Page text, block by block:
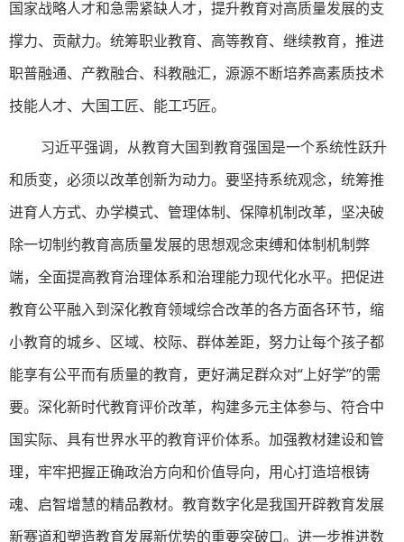
国家战略人才和急需紧缺人才，提升教育对高质量发展的支
撑力、贡献力。统筹职业教育、高等教育、继续教育，推进
职普融通、产教融合、科教融汇，源源不断培养高素质技术
技能人才、大国工匠、能工巧匠。
习近平强调，从教育大国到教育强国是一个系统性跃升
和质变，必须以改革创新为动力。要坚持系统观念，统筹推
进育人方式、办学模式、管理体制、保障机制改革，坚决破
除一切制约教育高质量发展的思想观念束缚和体制机制弊
端，全面提高教育治理体系和治理能力现代化水平。把促进
教育公平融入到深化教育领域综合改革的各方面各环节，缩
小教育的城乡、区域、校际、群体差距，努力让每个孩子都
能享有公平而有质量的教育，更好满足群众对“上好学”的需
要。深化新时代教育评价改革，构建多元主体参与、符合中
国实际、具有世界水平的教育评价体系。加强教材建设和管
理，牢牢把握正确政治方向和价值导向，用心打造培根铸
魂、启智增慧的精品教材。教育数字化是我国开辟教育发展
新赛道和塑造教育发展新优势的重要突破口。进一步推进数